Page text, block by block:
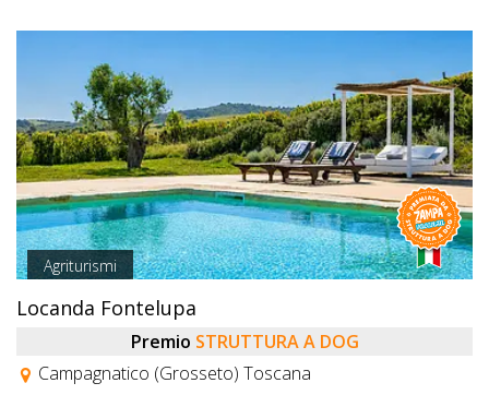
Agriturismi
Locanda Fontelupa
Premio STRUTTURA A DOG
Campagnatico (Grosseto) Toscana